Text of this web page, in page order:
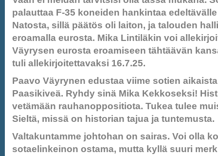
palauttaa F-35 koneiden hankintaa
Natosta, sillä päätös oli laiton, ja talouden
eroamalla eurosta. Mika Lintiläkin voi
Väyrysen eurosta eroamiseen tähtäävän
tuli allekirjoitettavaksi 16.7.25.
Paavo Väyrynen edustaa viime sotien
Paasikiveä. Ryhdy sinä Mika Kekkoseksi!
vetämään rauhanoppositiota. Tukea tulee
Sieltä, missä on historian tajua ja tuntemusta.
Valtakuntamme johtohan on sairas. Voi olla
sotaelinkeinon ostama, mutta kyllä suuri